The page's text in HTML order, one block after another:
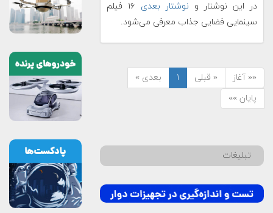
در این نوشتار و نوشتار بعدی
۱۶ فیلم
سینمایی فضایی جذاب معرفی می‌شود.
«« آغاز « قبلی ۱
بعدی »
پایان »»
تبلیغات